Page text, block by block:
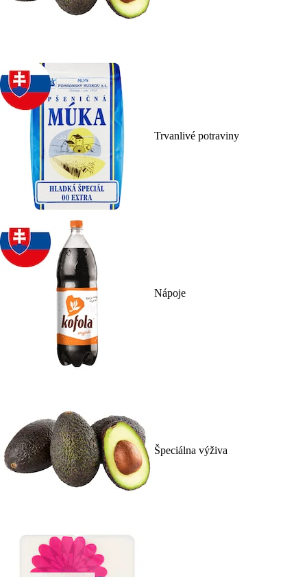
Trvanlivé potraviny
Nápoje
Špeciálna výživa